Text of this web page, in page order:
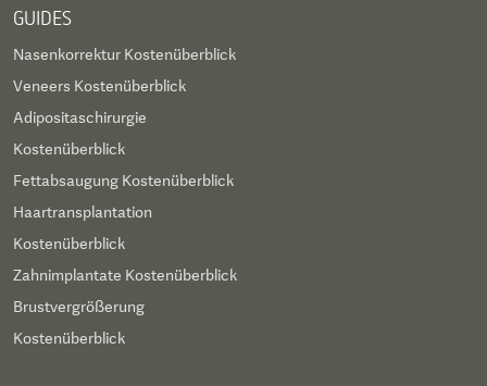
GUIDES
Nasenkorrektur Kostenüberblick
Veneers Kostenüberblick
Adipositaschirurgie
Kostenüberblick
Fettabsaugung Kostenüberblick
Haartransplantation
Kostenüberblick
Zahnimplantate Kostenüberblick
Brustvergrößerung
Kostenüberblick